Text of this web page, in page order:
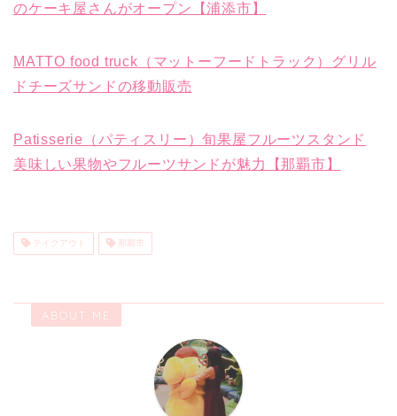
のケーキ屋さんがオープン【浦添市】
MATTO food truck（マットーフードトラック）グリル
ドチーズサンドの移動販売
Patisserie（パティスリー）旬果屋フルーツスタンド
美味しい果物やフルーツサンドが魅力【那覇市】
テイクアウト 那覇市
ABOUT ME